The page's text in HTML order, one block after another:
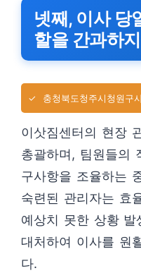
넷째, 이사 당
할을 간과하
✓ 충청북도청주시청원구
이삿짐센터의 현장
총괄하며, 팀원들의
구사항을 조율하는
숙련된 관리자는 효
예상치 못한 상황 발
대처하여 이사를 원
다.